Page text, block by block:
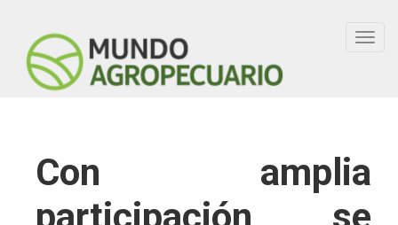
Con amplia